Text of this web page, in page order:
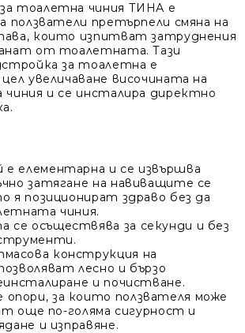
тоалетна чиния ТИНА е
ползватели претърпели смяна на
които изпитват затруднения
от тоалетната. Тази
за тоалетна е
увеличаване височината на
и се инсталира директно
е елементарна и се извършва
затягане на навиващите се
я позиционират здраво без да
чиния.
се осъществява за секунди и без
конструкция на
лесно и бързо
и почистване.
за които ползвателя може
още по-голяма сигурност и
и изправяне.